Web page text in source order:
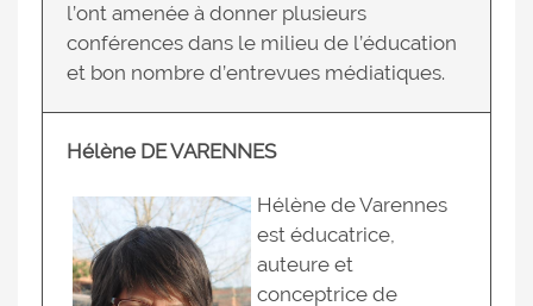
l’ont amenée à donner plusieurs
conférences dans le milieu de l’éducation
et bon nombre d’entrevues médiatiques.
Hélène DE VARENNES
Hélène de Varennes
est éducatrice,
auteure et
conceptrice de